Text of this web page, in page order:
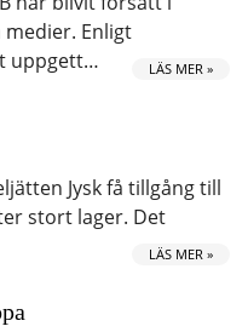
Enligt
uppgett…
LÄS MER »
Jysk få tillgång till
stort lager. Det
LÄS MER »